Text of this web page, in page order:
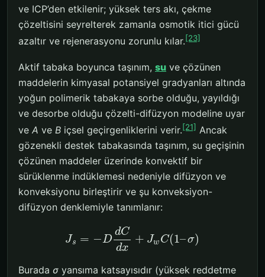
ve ICP’den etkilenir; yüksek ters akı, çekme
çözeltisini seyrelterek zamanla osmotik itici gücü
azaltır ve rejenerasyonu zorunlu kılar.[23]
Aktif tabaka boyunca taşınım, su ve çözünen
maddelerin kimyasal potansiyel gradyanları altında
yoğun polimerik tabakaya sorbe olduğu, yayıldığı
ve desorbe olduğu çözelti-difüzyon modeline uyar
ve A ve B içsel geçirgenliklerini verir.[21] Ancak
gözenekli destek tabakasında taşınım, su geçişinin
çözünen maddeler üzerinde konvektif bir
sürüklenme indüklemesi nedeniyle difüzyon ve
konveksiyonu birleştirir ve şu konveksiyon-
difüzyon denklemiyle tanımlanır:
Js = −D
dC
dx
+ Jw C(1–σ)
Burada σ yansıma katsayısıdır (yüksek reddetme